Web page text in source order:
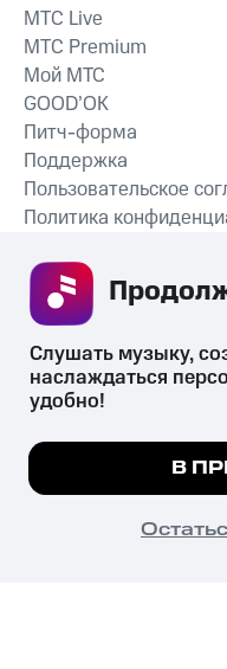
MTС Live
MTС Premium
Мой МТС
GOOD’OK
Питч-форма
Поддержка
Пользовательское
Политика
психотропных веществ,
их незаконный оборот
законодательством
© 2026 ООО «КИОН».
Все права защищены
Мы используем
Слушать музыку,
наслаждаться
удобно!
В